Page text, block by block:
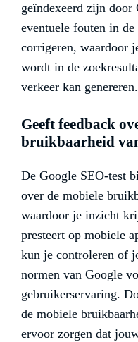
geïndexeerd zijn
eventuele fouten in
corrigeren, waardoor
wordt in de
verkeer kan genereren.
Geeft feedback
bruikbaarheid
De Google SEO-test
over de mobiele
waardoor je inzicht
presteert op mobiele
kun je controleren of
normen van Google
gebruikerservaring.
de mobiele
ervoor zorgen dat